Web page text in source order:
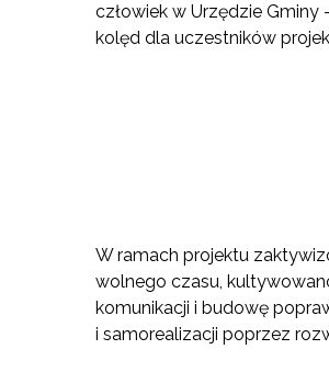
człowiek w Urzędzie
kolęd dla uczestników
W ramach projektu
wolnego czasu,
komunikacji i budowę
i samorealizacji poprzez